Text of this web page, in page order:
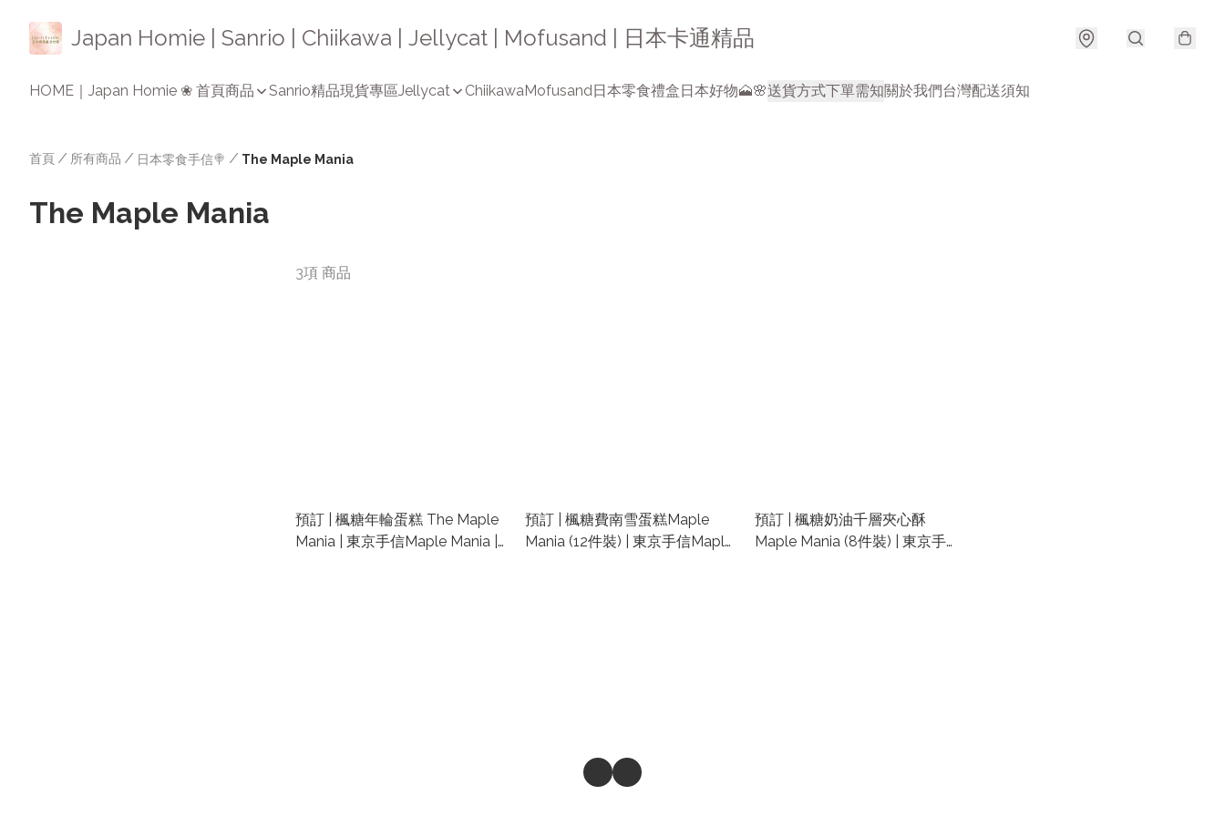
Japan Homie | Sanrio | Chiikawa | Jellycat | Mofusand | 日本卡通精品
HOME｜Japan Homie ❀ 首頁商品 Sanrio精品現貨專區Jellycat ChiikawaMofusand日本零食禮盒日本好物🗻🌸送貨方式下單需知關於我們台灣配送須知
首頁 / 所有商品 / 日本零食手信🍭 / The Maple Mania
The Maple Mania
3項 商品
預訂 | 楓糖年輪蛋糕 The Maple
Mania | 東京手信Maple Mania |
預訂 | 楓糖費南雪蛋糕Maple
Mania (12件裝) | 東京手信Maple
預訂 | 楓糖奶油千層夾心酥
Maple Mania (8件裝) | 東京手信